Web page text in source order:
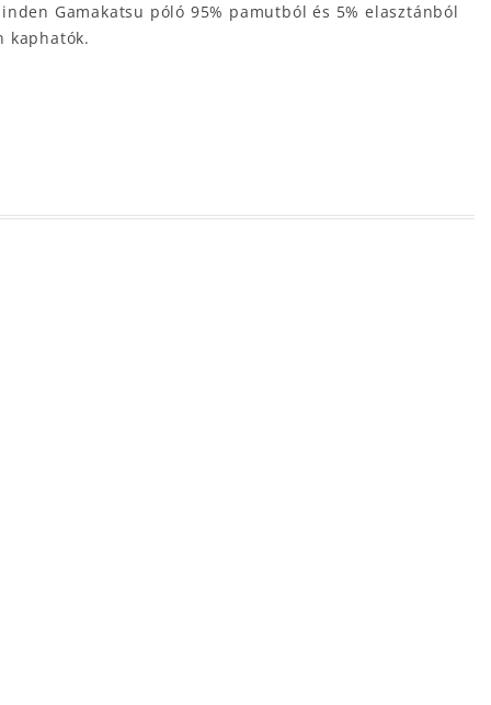
Gamakatsu póló 95% pamutból és 5% elasztánból
kaphatók.